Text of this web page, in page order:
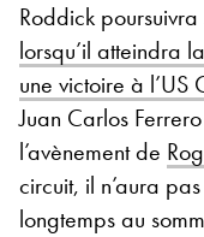
Roddick
lorsqu’il atteindra
une victoire à l’US
Juan Carlos
l’avènement de
circuit, il n’aura
longtemps au